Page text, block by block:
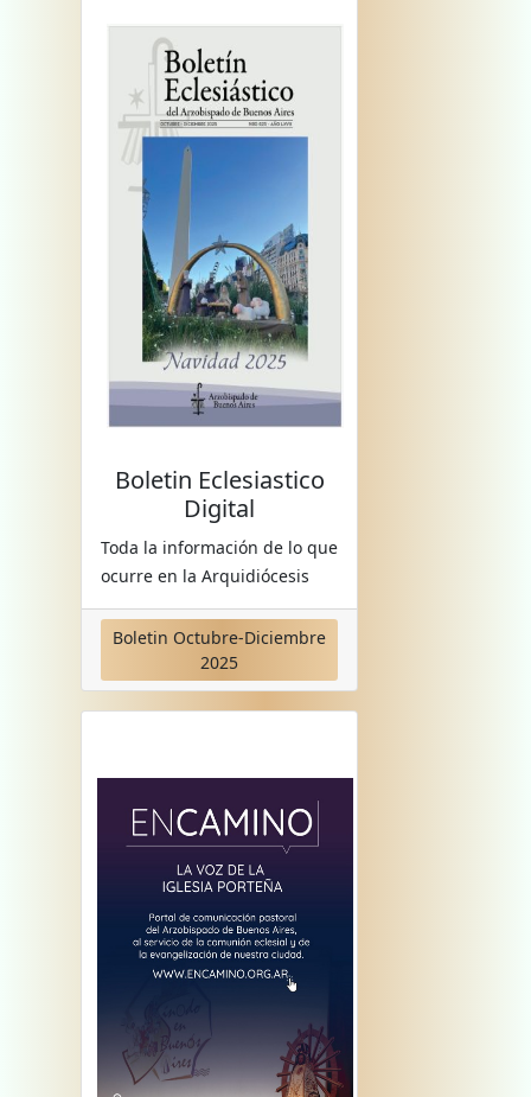
Boletin Eclesiastico
Digital
Toda la información de lo que
ocurre en la Arquidiócesis
Boletin Octubre-Diciembre
2025